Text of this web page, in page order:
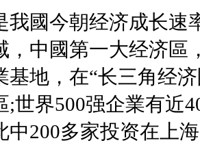
我國今朝经济成长速
，中國第一大经济區
基地，在“长三角经
;世界500强企業有近
中200多家投资在上